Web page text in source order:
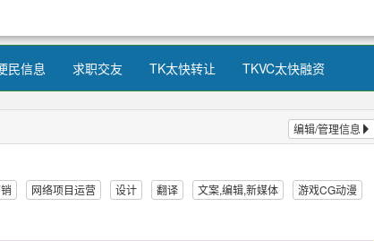
民信息 求职交友 TK太快转让 TKVC太快融资
编辑/管理信息
网络项目运营 设计 翻译 文案,编辑,新媒体 游戏CG动漫